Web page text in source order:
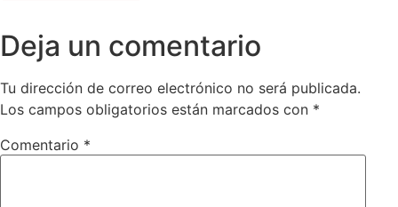
Deja un comentario
Tu dirección de correo electrónico no será publicada.
Los campos obligatorios están marcados con *
Comentario *